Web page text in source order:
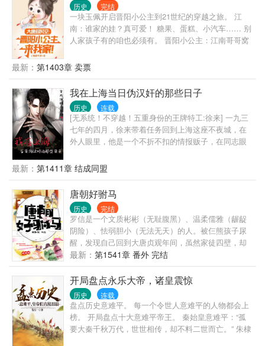
历史 完结
一块玉佩开启晋阳小公主到21世纪的穿越之旅。 江
南：谁家的娃？真可爱！ 糖果、蛋糕、小汽车…… 别
人家孩子有的咱也必须有。 晋阳小公主：江南哥哥窝
唐。 长孙皇后：这娃白养了。 李世民：小棉袄漏风
了？ 李丽质：为什么我才十三岁？
最新： 第1403章 卖票
我在上海当日伪汉奸的那些日子
历史 连载
[无系统！不穿越！五重身份的王牌特工:徐来] 一九三
七年的四月，徐来带着任务回到上海这座不夜城，在
外人眼里，他是一个不折不扣的情报贩子，在同志眼
自己知道他肩负着五重身份。 凭着过人的胆识和身
手，他在上海沦为“孤岛”时期，在那战火纷飞的年代，
似一把利刃插在敌人的心脏部位，他炸日寇军火库，
与日寇们斗智斗勇，并默默无闻地潜伏在日寇的核心
机构，为党提供着几可力挽狂澜的绝密情报和军用物
资。 他带领着众人，在那十里洋场上演了一场惊心动
魄的谍战传奇。 谨以此文致敬我们为中华之崛起，而
同日寇血战到底的无名英雄们！
最新： 第1411章 结成同盟
唐朝好驸马
历史 完结
罗信是一个文质彬彬（无耻腹黑）、温柔儒雅（龌龊
阴险）、怯弱胆小（无法无天）的人。被仨熊孩子尿
醒，发现自己回到大唐贞观年间，虽然家徒四壁，却
有一个娇柔温顺的小娘子需要调教，呃，不对，应该
是培养……且看罗信如何刚正不阿（溜须拍马）、锄
强扶弱（仗势欺人）、指点江山（拳打门阀，脚踩权
贵），坐马车住豪宅，三妻四妾睡成排......
最新： 第1541章 番外 完结
开局盘点永乐大帝，诸皇震惊
历史 连载
盘点历史意难平。 每一个令世人意难平的人物都会上
榜。 开局盘点十大意难平帝王。 秦始皇意难平：“孤
要大秦千秋万代，世世相传，却不料二世而亡。” 朱棣